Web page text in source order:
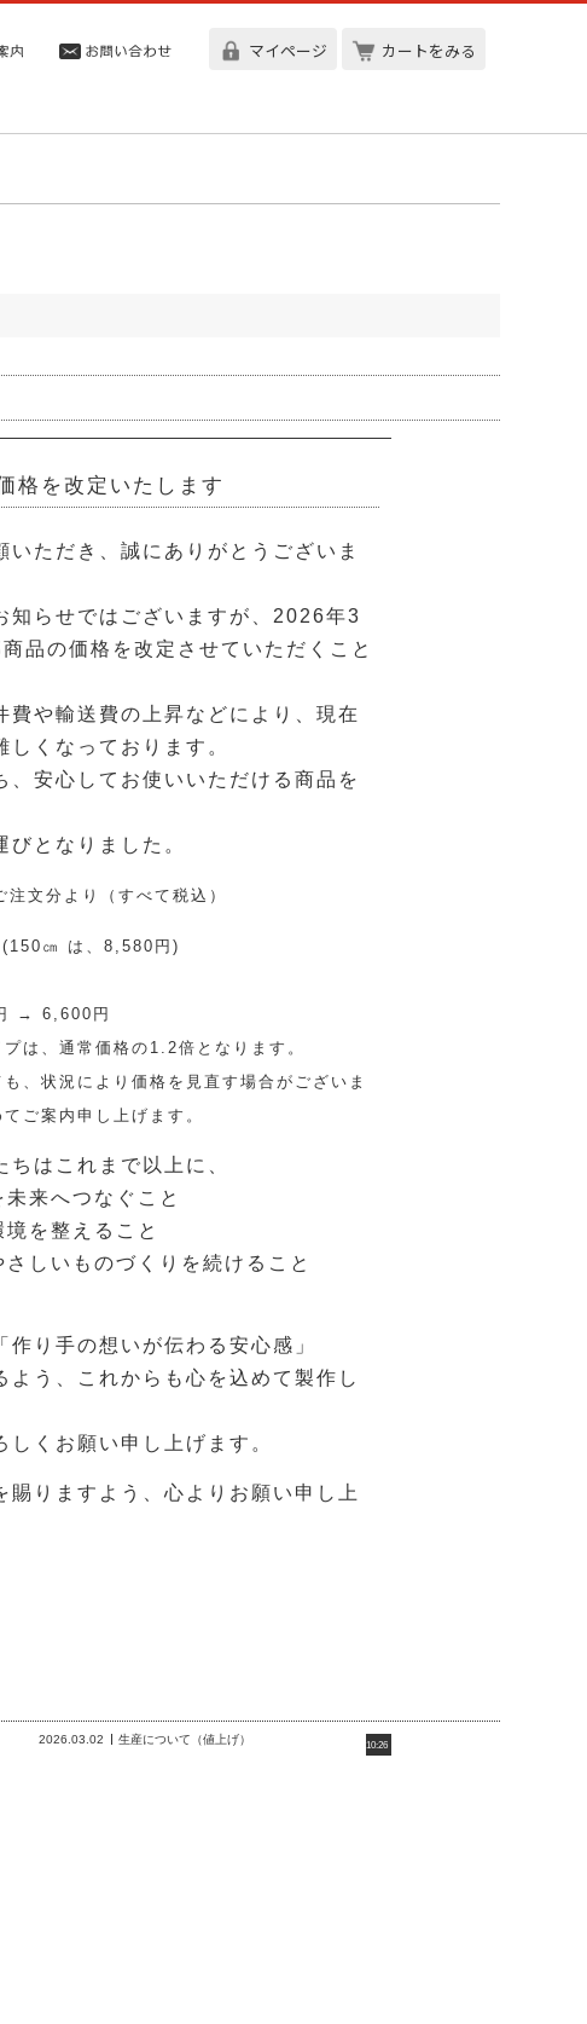
マイページ カートをみる
格を改定いたします
いただき、誠にありがとうございま
知らせではございますが、2026年3
品の価格を改定させていただくこと
費や輸送費の上昇などにより、現在
くなっております。
、安心してお使いいただける商品を
となりました。
文分より（すべて税込）
㎝ は、8,580円)
→ 6,600円
は、通常価格の1.2倍となります。
、状況により価格を見直す場合がございま
ご案内申し上げます。
はこれまで以上に、
来へつなぐこと
を整えること
しいものづくりを続けること
作り手の想いが伝わる安心感」
よう、これからも心を込めて製作し
くお願い申し上げます。
賜りますよう、心よりお願い申し上
2026.03.02 10:26
生産について（値上げ）